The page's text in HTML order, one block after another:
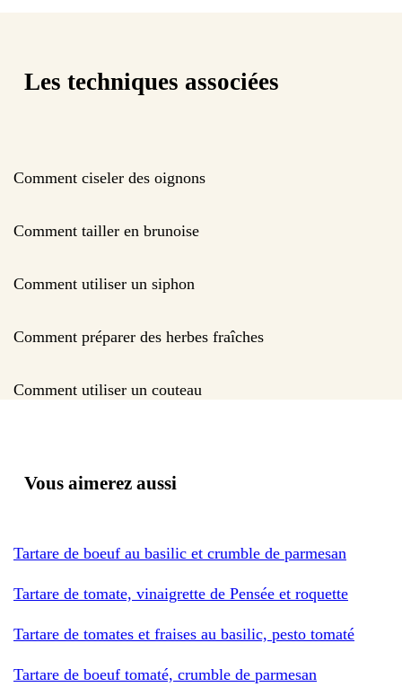
Les techniques associées
Comment ciseler des oignons
Comment tailler en brunoise
Comment utiliser un siphon
Comment préparer des herbes fraîches
Comment utiliser un couteau
Vous aimerez aussi
Tartare de boeuf au basilic et crumble de parmesan
Tartare de tomate, vinaigrette de Pensée et roquette
Tartare de tomates et fraises au basilic, pesto tomaté
Tartare de boeuf tomaté, crumble de parmesan